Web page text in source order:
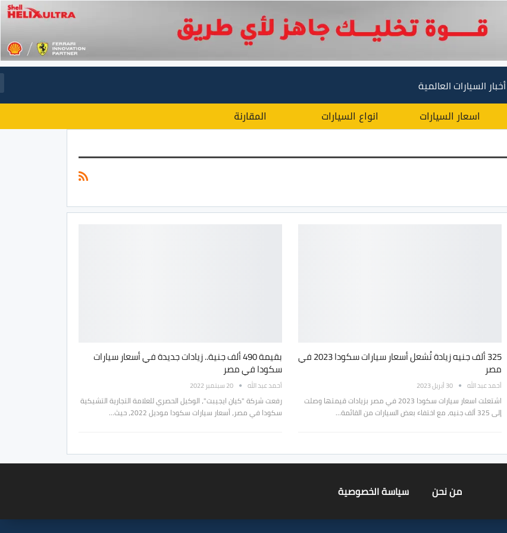
أخبار السيارات العالمية
اسعار السيارات انواع السيارات المقارنة
325 ألف جنيه زيادة تُشعل أسعار سيارات سكودا 2023 في
مصر
أحمد عبد الله 30 أبريل 2023
اشتعلت اسعار سيارات سكودا 2023 في مصر بزيادات قيمتها وصلت
إلى 325 ألف جنيه، مع اختفاء بعض السيارات من القائمة…
بقيمة 490 ألف جنية.. زيادات جديدة في أسعار سيارات
سكودا في مصر
أحمد عبد الله 20 سبتمبر 2022
رفعت شركة "كيان ايجيبت"، الوكيل الحصري للعلامة التجارية التشيكية
سكودا في مصر، أسعار سيارات سكودا موديل 2022، حيث…
من نحن سياسة الخصوصية